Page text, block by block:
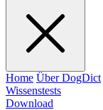
Home Über DogDict
Wissenstests
Download